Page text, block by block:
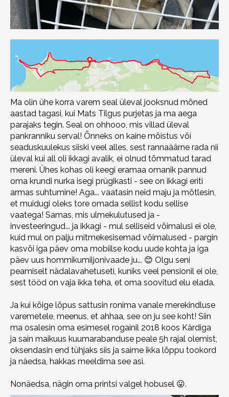
Ma olin ühe korra varem seal üleval jooksnud mõned
aastad tagasi, kui Mats Tilgus purjetas ja ma aega
parajaks tegin. Seal on ohhooo, mis villad üleval
pankranniku serval! Õnneks on kaine mõistus või
seaduskuulekus siiski veel alles, sest rannaäärne rada nii
üleval kui all oli ikkagi avalik, ei olnud tõmmatud tarad
mereni. Ühes kohas oli keegi eramaa omanik pannud
oma krundi nurka isegi prügikasti - see on ikkagi eriti
armas suhtumine! Aga... vaatasin neid maju ja mõtlesin,
et muidugi oleks tore omada sellist kodu sellise
vaatega! Samas, mis ulmekulutused ja -
investeeringud... ja ikkagi - mul selliseid võimalusi ei ole,
kuid mul on palju mitmekesisemad võimalused - pargin
kasvõi iga päev oma mobiilse kodu uude kohta ja iga
päev uus hommikumiljonivaade ju... 😊 Olgu seni
peamiselt nädalavahetuseti, kuniks veel pensionil ei ole,
sest tööd on vaja ikka teha, et oma soovitud elu elada.
Ja kui kõige lõpus sattusin ronima vanale merekindluse
varemetele, meenus, et ahhaa, see on ju see koht! Siin
ma osalesin oma esimesel rogainil 2018 koos Kärdiga
ja sain maikuus kuumarabanduse peale 5h rajal olemist,
oksendasin end tühjaks siis ja saime ikka lõppu tookord
ja näedsa, hakkas meeldima see asi.
Nonäedsa, nägin oma printsi valgel hobusel 😛.